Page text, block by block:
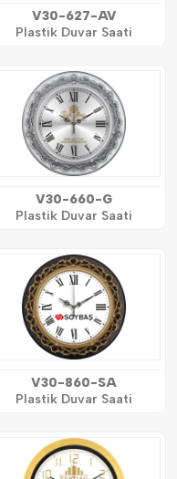
V30-627-AV
Plastik Duvar Saati
V30-660-G
Plastik Duvar Saati
V30-860-SA
Plastik Duvar Saati